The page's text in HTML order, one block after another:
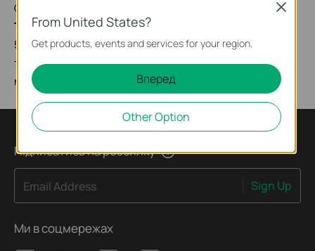
СБ-НД вихідні.
Телефон: (044) 590-51-77 або загальний номер 0 (800)
505-508 (Дзвінки безкоштовні зі стаціонарних
телефонів, вартість дзвінків на гарячу лінію з
мобільного - згідно з тарифами вашого оператора)
Підписатись на розсилку
Email Address Sign Up
Ми в соцмережах
From United States?
Get products, events and services for your region.
Вперед
Other Option
Close